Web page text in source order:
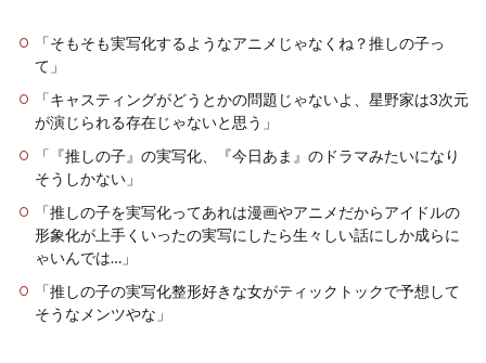
「そもそも実写化するようなアニメじゃなくね？推しの子っ
て」
「キャスティングがどうとかの問題じゃないよ、星野家は3次元
が演じられる存在じゃないと思う」
「『推しの子』の実写化、『今日あま』のドラマみたいになり
そうしかない」
「推しの子を実写化ってあれは漫画やアニメだからアイドルの
形象化が上手くいったの実写にしたら生々しい話にしか成らに
ゃいんでは…」
「推しの子の実写化整形好きな女がティックトックで予想して
そうなメンツやな」